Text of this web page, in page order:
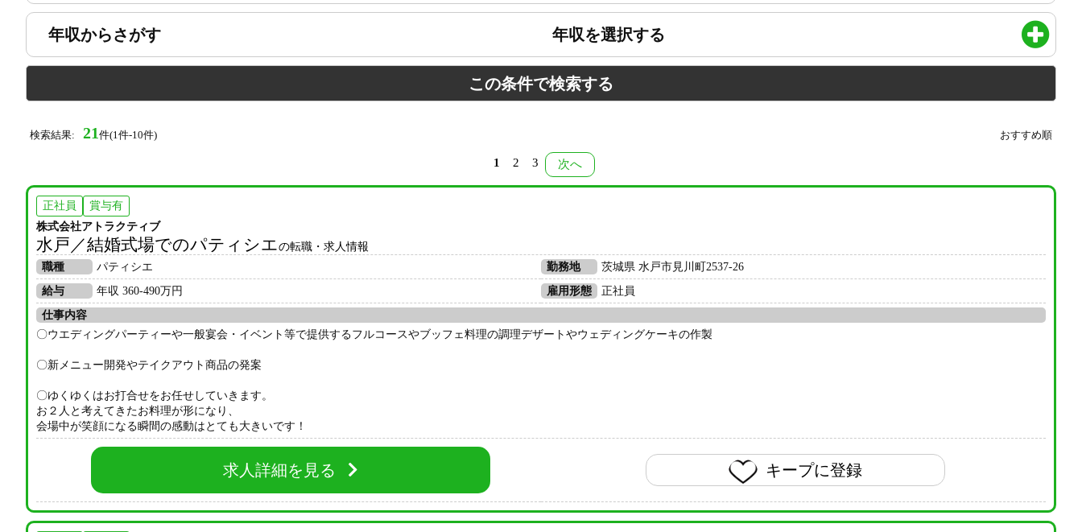
年収からさがす 年収を選択する
検索結果: 21 件(1件-10件) おすすめ順
1 2 3 次へ
正社員
賞与有
株式会社アトラクティブ
水戸／結婚式場でのパティシエの転職・求人情報
職種
パティシエ 勤務地
茨城県 水戸市見川町2537-26
給与
年収 360-490万円 雇用形態
正社員
仕事内容
〇ウエディングパーティーや一般宴会・イベント等で提供するフルコースやブッフェ料理の調理デザートやウェディングケーキの作製
〇新メニュー開発やテイクアウト商品の発案
〇ゆくゆくはお打合せをお任せしていきます。
お２人と考えてきたお料理が形になり、
会場中が笑顔になる瞬間の感動はとても大きいです！
求人詳細を見る キープに登録